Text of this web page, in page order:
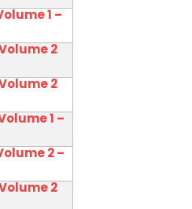
1 –
2
2
1 –
2 –
2